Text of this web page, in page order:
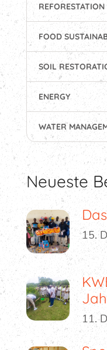
REFORESTATION
FOOD
SOIL
ENERGY
WATER
Neueste
15.
11.